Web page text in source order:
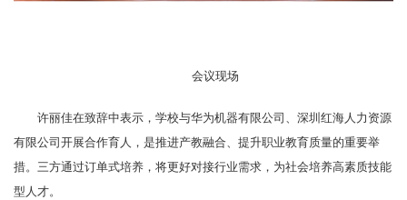
会议现场
许丽佳在致辞中表示，学校与华为机器有限公司、深圳红海人力资源
有限公司开展合作育人，是推进产教融合、提升职业教育质量的重要举
措。三方通过订单式培养，将更好对接行业需求，为社会培养高素质技能
型人才。